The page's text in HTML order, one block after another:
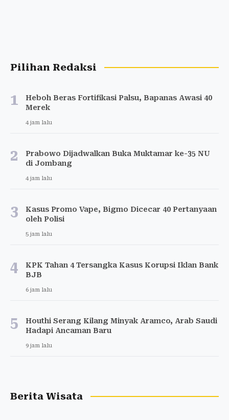
Pilihan Redaksi
1
Heboh Beras Fortifikasi Palsu, Bapanas Awasi 40
Merek
4 jam lalu
2
Prabowo Dijadwalkan Buka Muktamar ke-35 NU
di Jombang
4 jam lalu
3
Kasus Promo Vape, Bigmo Dicecar 40 Pertanyaan
oleh Polisi
5 jam lalu
4
KPK Tahan 4 Tersangka Kasus Korupsi Iklan Bank
BJB
6 jam lalu
5
Houthi Serang Kilang Minyak Aramco, Arab Saudi
Hadapi Ancaman Baru
9 jam lalu
Berita Wisata